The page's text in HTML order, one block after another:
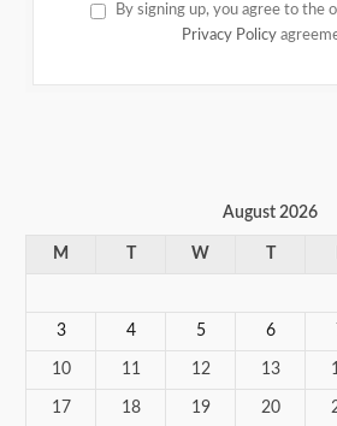
By signing up, you agree to the
Privacy Policy
August 2026
M W
3 4 5 6
10 11 12 13
17 18 19 20